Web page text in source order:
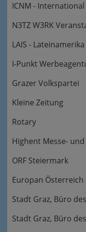
ICNM -
N3TZ W3RK
LAIS -
I-Punkt
Grazer Volkspartei
Kleine Zeitung
Rotary
Highent Messe-
ORF Steiermark
Europan Österreich
Stadt Graz, Büro
Stadt Graz, Büro